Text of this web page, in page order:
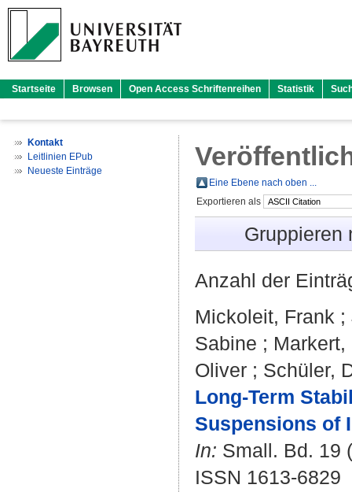
Startseite Browsen Open Access Schriftenreihen Statistik
Kontakt
Leitlinien EPub
Neueste Einträge
Eine Ebene nach oben ...
Exportieren als
Anzahl der
Mickoleit, Frank ;
Sabine ; Markert,
Oliver ; Schüler,
Long‐Term
Suspensions of
In: Small. Bd. 19
ISSN 1613-6829